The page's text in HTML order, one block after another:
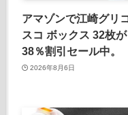
アマゾンで江崎グリ
スコ ボックス 32枚が
38％割引セール中。
2026年8月6日